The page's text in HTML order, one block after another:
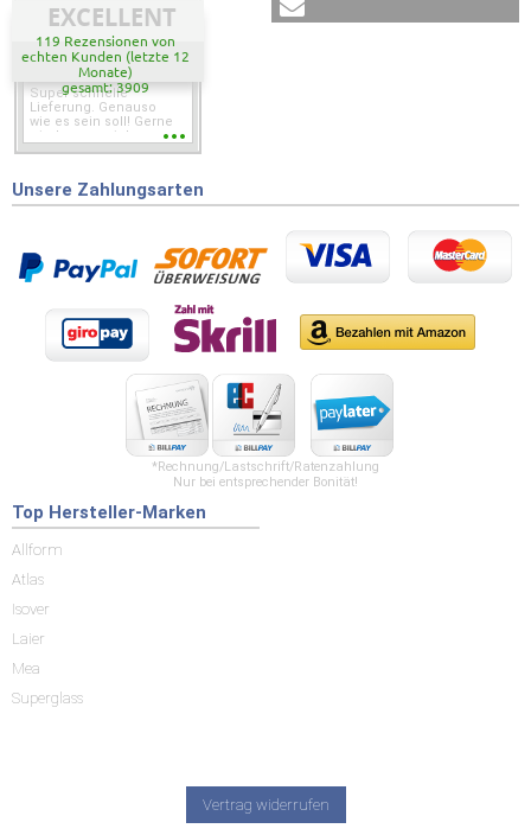
EXCELLENT
119 Rezensionen von
echten Kunden (letzte 12
Monate)
gesamt: 3909
Super schnelle
Lieferung. Genauso
wie es sein soll! Gerne
wieder wenn ich was
Unsere Zahlungsarten
*Rechnung/Lastschrift/Ratenzahlung
Nur bei entsprechender Bonität!
Top Hersteller-Marken
Allform
Atlas
Isover
Laier
Mea
Superglass
Vertrag widerrufen